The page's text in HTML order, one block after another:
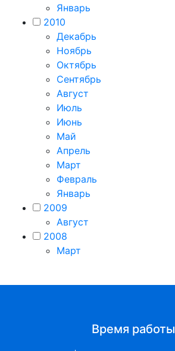
Январь
2010
Декабрь
Ноябрь
Октябрь
Сентябрь
Август
Июль
Июнь
Май
Апрель
Март
Февраль
Январь
2009
Август
2008
Март
Время работы